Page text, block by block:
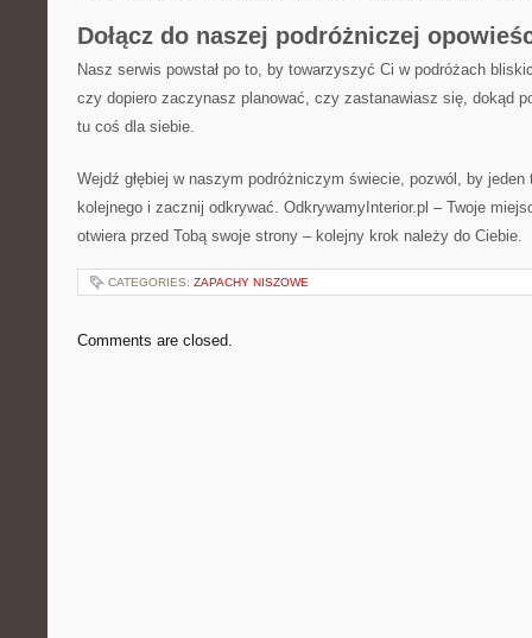
Dołącz do naszej podróżniczej
Nasz serwis powstał po to, by towarzyszyć Ci w podróżach
czy dopiero zaczynasz planować, czy zastanawiasz się, dokąd
tu coś dla siebie.
Wejdź głębiej w naszym podróżniczym świecie, pozwól, by jeden
kolejnego i zacznij odkrywać. OdkrywamyInterior.pl – Twoje
otwiera przed Tobą swoje strony – kolejny krok należy do Ciebie.
CATEGORIES: ZAPACHY NISZOWE
Comments are closed.